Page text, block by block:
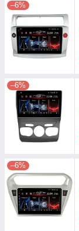
–6%
–6%
–6%